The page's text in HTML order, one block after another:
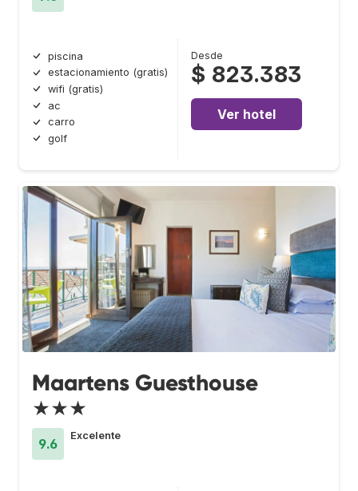
piscina
estacionamiento (gratis)
wifi (gratis)
ac
carro
golf
Desde
$ 823.383
Ver hotel
Maartens Guesthouse
★★★
9.6
Excelente